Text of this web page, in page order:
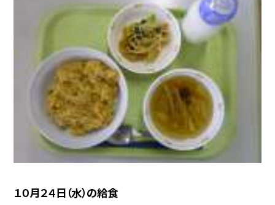
１０月２４日（水）の給食